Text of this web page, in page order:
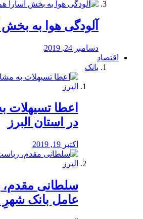
آلودگی هوا به
دسامبر 24, 2019
اقتصاد
بانک
️اعطا تسیهلات
در استان البرز
اکتبر 19, 2019
سلطانی
عامل بانک شهرِ